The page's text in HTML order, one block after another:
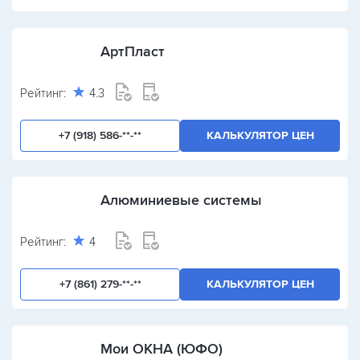
АртПласт
Рейтинг: 4.3
+7 (918) 586-**-** КАЛЬКУЛЯТОР ЦЕН
Алюминиевые системы
Рейтинг: 4
+7 (861) 279-**-** КАЛЬКУЛЯТОР ЦЕН
Мои ОКНА (ЮФО)